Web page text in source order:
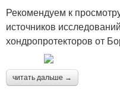
Рекомендуем к
источников
хондропротекторов от
читать дальше →